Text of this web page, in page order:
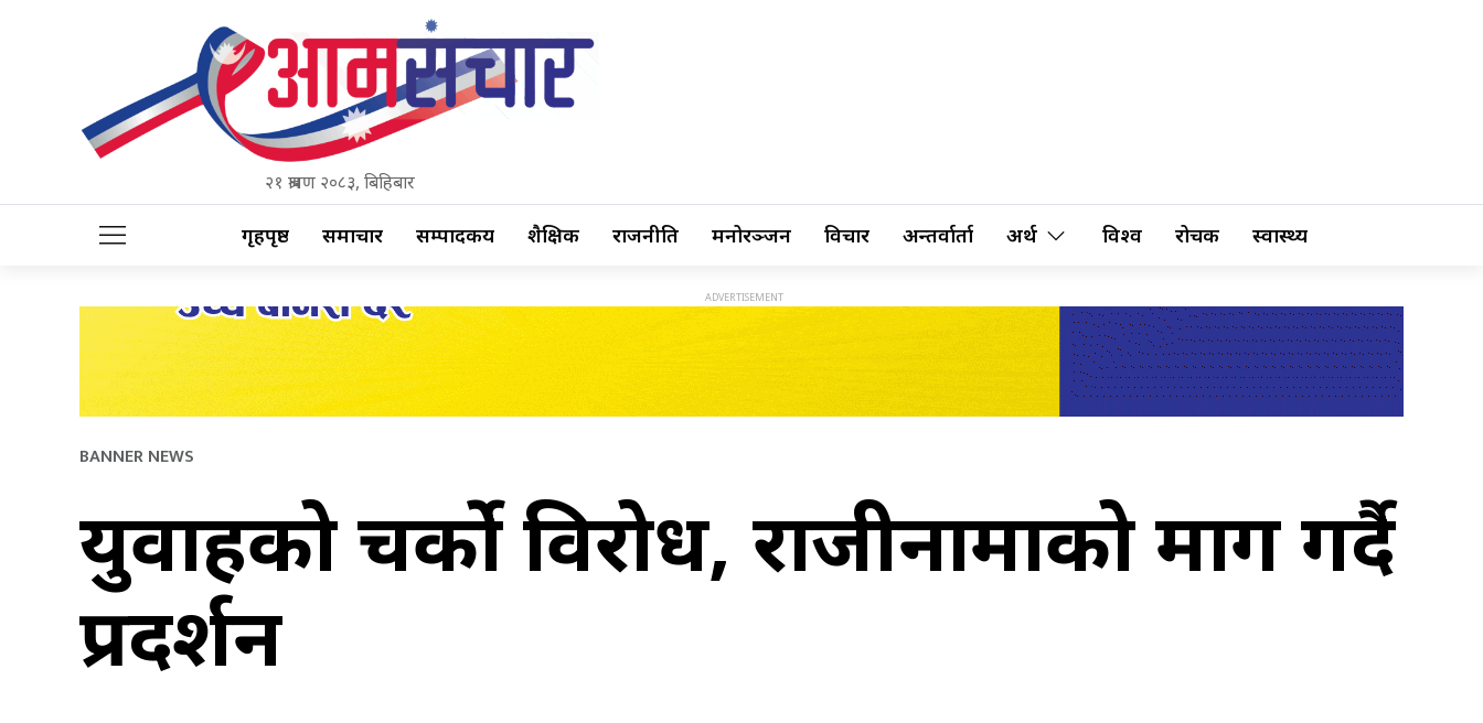
२१ श्रावण २०८३, बिहिबार
गृहपृष्ठ समाचार सम्पादकीय शैक्षिक राजनीति मनोरञ्जन विचार अन्तर्वार्ता अर्थ विश्व रोचक स्वास्थ्य
BANNER NEWS
युवाहरुको चर्को विरोध, राजीनामाको माग गर्दै
प्रदर्शन